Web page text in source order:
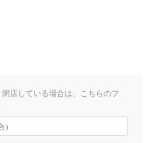
店している場合は、こちらのフ